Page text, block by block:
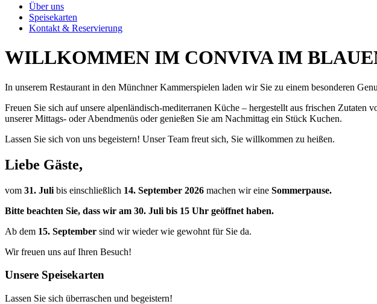
Über uns
Speisekarten
Kontakt & Reservierung
WILLKOMMEN IM CONVIVA IM
In unserem Restaurant in den Münchner Kammerspielen laden wir Sie zu einem besonderen
Freuen Sie sich auf unsere alpenländisch-mediterranen Küche – hergestellt aus frischen
unserer Mittags- oder Abendmenüs oder genießen Sie am Nachmittag ein Stück Kuchen.
Lassen Sie sich von uns begeistern! Unser Team freut sich, Sie willkommen zu heißen.
Liebe Gäste,
vom 31. Juli bis einschließlich 14. September 2026 machen wir eine Sommerpause.
Bitte beachten Sie, dass wir am 30. Juli bis 15 Uhr geöffnet haben.
Ab dem 15. September sind wir wieder wie gewohnt für Sie da.
Wir freuen uns auf Ihren Besuch!
Unsere Speisekarten
Lassen Sie sich überraschen und begeistern!